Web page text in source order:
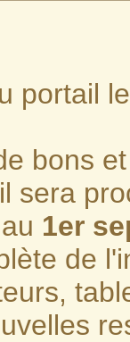
portail
bons
sera
1er
de